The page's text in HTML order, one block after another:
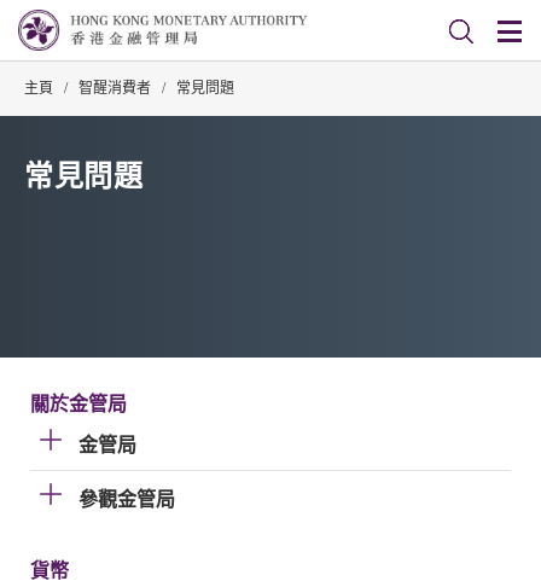
主頁 / 智醒消費者 / 常見問題
常見問題
關於金管局
金管局
參觀金管局
貨幣